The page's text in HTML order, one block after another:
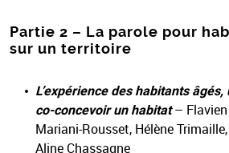
Partie 2 – La parole pour
sur un territoire
L’expérience des habitants
co-concevoir un habitat– Flavien
Mariani-Rousset, Hélène
Aline Chassagne